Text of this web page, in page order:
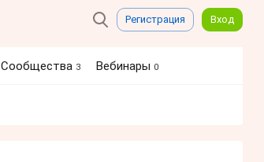
Регистрация Вход
Сообщества 3 Вебинары 0